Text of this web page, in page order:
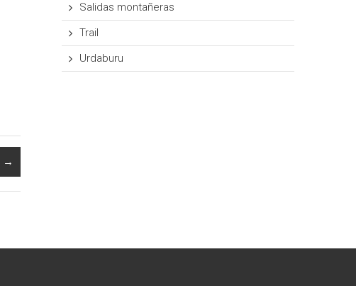
→
Salidas montañeras
Trail
Urdaburu